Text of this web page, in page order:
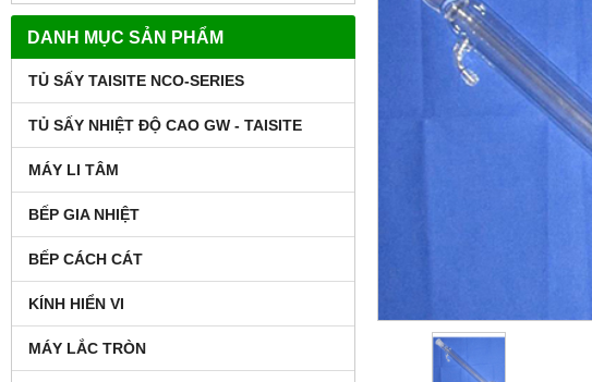
DANH MỤC SẢN PHẨM
TỦ SẤY TAISITE NCO-SERIES
TỦ SẤY NHIỆT ĐỘ CAO GW - TAISITE
MÁY LI TÂM
BẾP GIA NHIỆT
BẾP CÁCH CÁT
KÍNH HIỂN VI
MÁY LẮC TRÒN